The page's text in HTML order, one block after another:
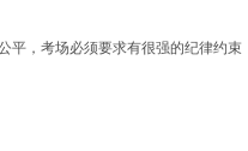
平，考场必须要求有很强的纪律约束
资格认定